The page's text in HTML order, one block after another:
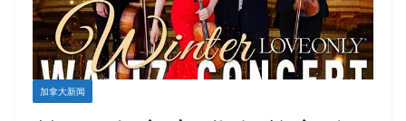
加拿大新闻